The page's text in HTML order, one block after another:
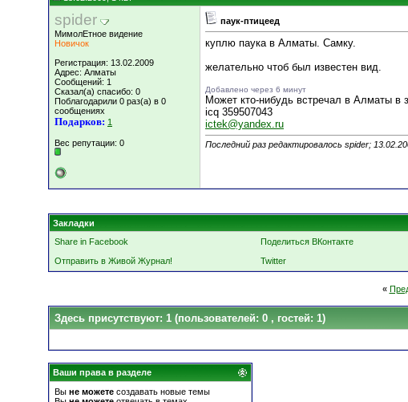
spider
МимолЕтное видение
Новичок
Регистрация: 13.02.2009
Адрес: Алматы
Сообщений: 1
Сказал(а) спасибо: 0
Поблагодарили 0 раз(а) в 0
сообщениях
Подарков: 1
Вес репутации: 0
паук-птицеед
куплю паука в Алматы. Самку.
желательно чтоб был известен вид.
Добавлено через 6 минут
Может кто-нибудь встречал в Алматы в
icq 359507043
ictek@yandex.ru
Последний раз редактировалось spider;
Закладки
Share in Facebook
Поделиться ВКонтакте
Отправить в Живой Журнал!
Twitter
«
Здесь присутствуют: 1 (пользователей: 0 , гостей: 1)
Ваши права в разделе
Вы не можете создавать новые темы